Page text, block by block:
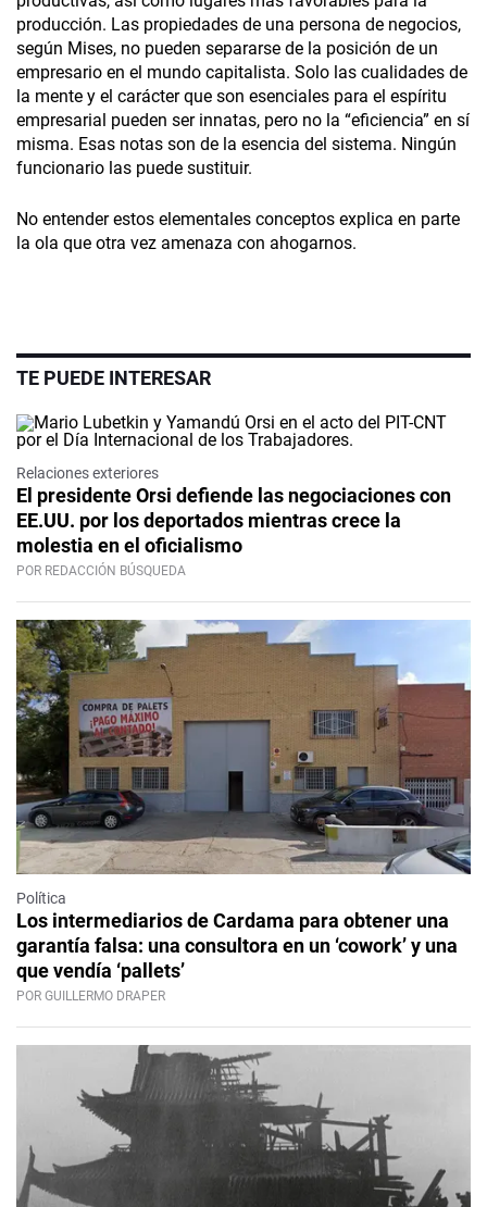
producción. Las propiedades de una persona de negocios,
según Mises, no pueden separarse de la posición de un
empresario en el mundo capitalista. Solo las cualidades de
la mente y el carácter que son esenciales para el espíritu
empresarial pueden ser innatas, pero no la “eficiencia” en sí
misma. Esas notas son de la esencia del sistema. Ningún
funcionario las puede sustituir.
No entender estos elementales conceptos explica en parte
la ola que otra vez amenaza con ahogarnos.
TE PUEDE INTERESAR
Relaciones exteriores
El presidente Orsi defiende las negociaciones con
EE.UU. por los deportados mientras crece la
molestia en el oficialismo
POR REDACCIÓN BÚSQUEDA
Política
Los intermediarios de Cardama para obtener una
garantía falsa: una consultora en un ‘cowork’ y una
que vendía ‘pallets’
POR GUILLERMO DRAPER